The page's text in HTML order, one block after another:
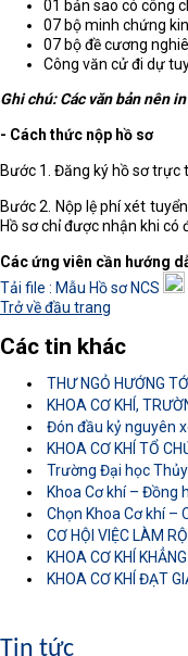
01 bản sao có công
07 bộ minh chứng
07 bộ đề cương
Công văn cử đi dự
Ghi chú: Các văn bản nên
- Cách thức nộp hồ sơ
Bước 1. Đăng ký hồ sơ trực
Bước 2. Nộp lệ phí xét
Hồ sơ chỉ được nhận khi có
Các ứng viên cần hướng
Tải file : Mẫu Hồ sơ NCS
Trở về đầu trang
Các tin khác
THƯ NGỎ HƯỚNG
KHOA CƠ KHÍ,
Đón đầu kỷ nguyên
KHOA CƠ KHÍ TỔ
Trường Đại học
Khoa Cơ khí – Đồng
Chọn Khoa Cơ khí –
CƠ HỘI VIỆC LÀM
KHOA CƠ KHÍ
KHOA CƠ KHÍ ĐẠT
Tin tức